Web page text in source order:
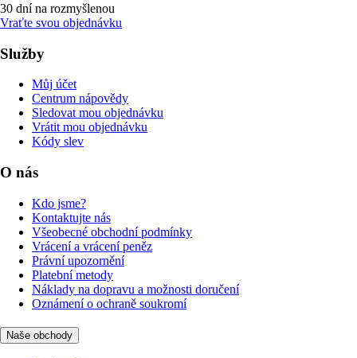
30 dní na rozmyšlenou
Vraťte svou objednávku
Služby
Můj účet
Centrum nápovědy
Sledovat mou objednávku
Vrátit mou objednávku
Kódy slev
O nás
Kdo jsme?
Kontaktujte nás
Všeobecné obchodní podmínky
Vrácení a vrácení peněz
Právní upozornění
Platební metody
Náklady na dopravu a možnosti doručení
Oznámení o ochraně soukromí
Naše obchody